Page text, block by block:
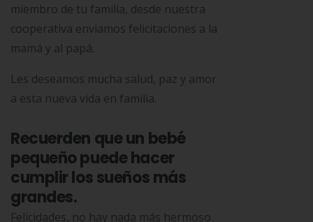
miembro de tu familia, desde nuestra
cooperativa enviamos felicitaciones a la
mamá y al papá.
Les deseamos mucha salud, paz y amor
a esta nueva vida en familia.
Recuerden que un bebé
pequeño puede hacer
cumplir los sueños más
grandes.
Felicidades, no hay nada más hermoso